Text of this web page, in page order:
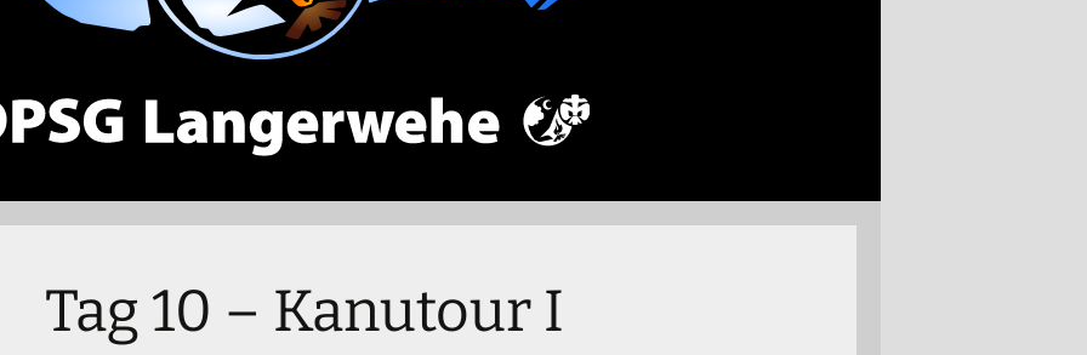
Langerwehe
Pfadfinderschaft St. Georg
Tag 10 – Kanutour I